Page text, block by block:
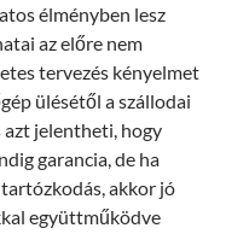
élményben lesz
az előre nem
tervezés kényelmet
ülésétől a szállodai
azt jelentheti, hogy
garancia, de ha
akkor jó
együttműködve